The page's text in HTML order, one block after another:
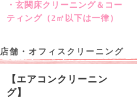
・玄関床クリーニング＆コー
ティング（2㎡以下は一律）
店舗・オフィスクリーニング
【エアコンクリーニン
グ】